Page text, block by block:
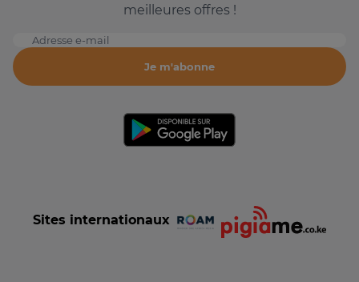
meilleures offres !
Adresse e-mail
Je m'abonne
Sites internationaux